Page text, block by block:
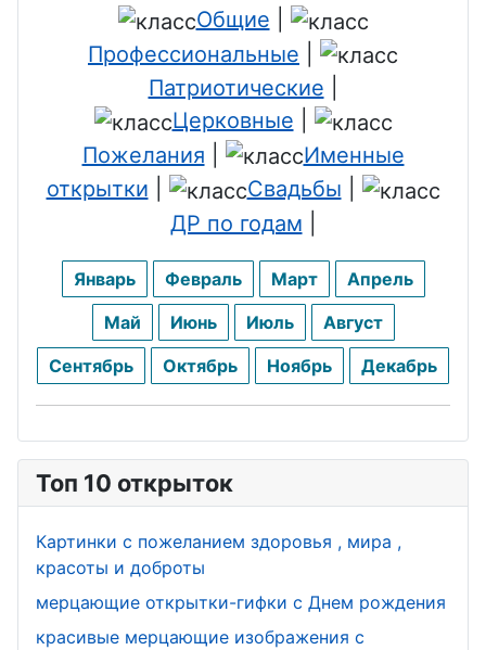
Общие
Профессиональные
Патриотические
Церковные
Пожелания
Именные
открытки
Свадьбы
ДР по годам
Январь Февраль Март
Апрель
Май
Июнь Июль
Август
Сентябрь
Октябрь Ноябрь Декабрь
Топ 10 открыток
Картинки с пожеланием здоровья , мира ,
красоты и доброты
мерцающие открытки-гифки с Днем рождения
красивые мерцающие изображения с